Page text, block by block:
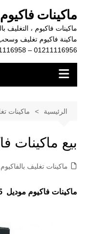
المحتوى
ماكينات فاكيوم
ماكينات فاكيوم ، التغليف
01211116956 – 01211116958
الرئيسية ماكينات
بيع ماكينات
ماكينات تغليف بالفاكيوم
ماكينات فاكيوم موديل 605 ماركة مهندس منسي